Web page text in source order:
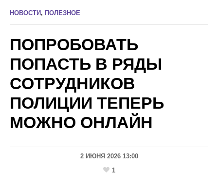
НОВОСТИ , ПОЛЕЗНОЕ
ПОПРОБОВАТЬ
ПОПАСТЬ В РЯДЫ
СОТРУДНИКОВ
ПОЛИЦИИ ТЕПЕРЬ
МОЖНО ОНЛАЙН
2 ИЮНЯ 2026 13:00
1